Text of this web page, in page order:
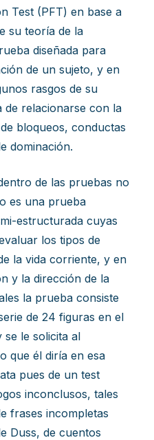
Test (PFT) en base a
su teoría de la
diseñada para
de un sujeto, y en
rasgos de su
de relacionarse con la
bloqueos, conductas
dominación.
de las pruebas no
es una prueba
estructurada cuyas
los tipos de
la vida corriente, y en
y la dirección de la
la prueba consiste
de 24 figuras en el
le solicita al
que él diría en esa
pues de un test
inconclusos, tales
frases incompletas
Duss, de cuentos